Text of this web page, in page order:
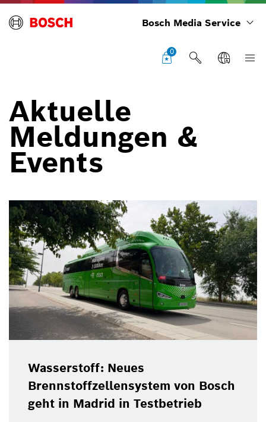
Bosch Media Service
0
Aktuelle
Meldungen &
Events
Wasserstoff: Neues
Brennstoffzellensystem von Bosch
geht in Madrid in Testbetrieb